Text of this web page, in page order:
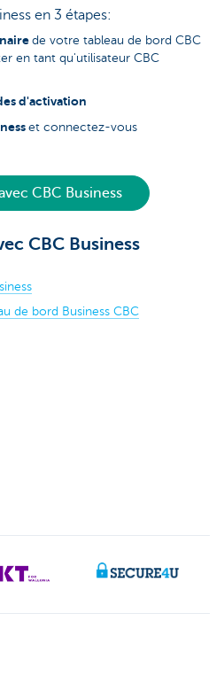
en 3 étapes:
de votre tableau de bord CBC
en tant qu'utilisateur CBC
d'activation
et connectez-vous
CBC Business
CBC Business
de bord Business CBC